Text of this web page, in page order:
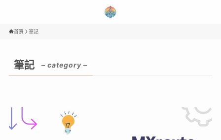
首頁 筆記
筆記 – category –